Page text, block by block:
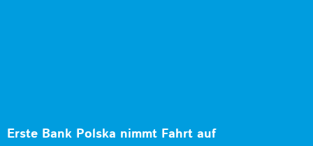
Erste Bank Polska nimmt Fahrt auf